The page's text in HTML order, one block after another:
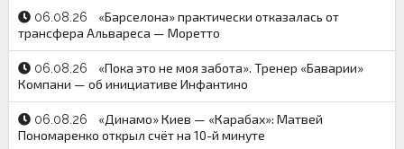
06.08.26
«Барселона» практически отказалась от
трансфера Альвареса — Моретто
06.08.26
«Пока это не моя забота». Тренер «Баварии»
Компани — об инициативе Инфантино
06.08.26
«Динамо» Киев — «Карабах»: Матвей
Пономаренко открыл счёт на 10-й минуте